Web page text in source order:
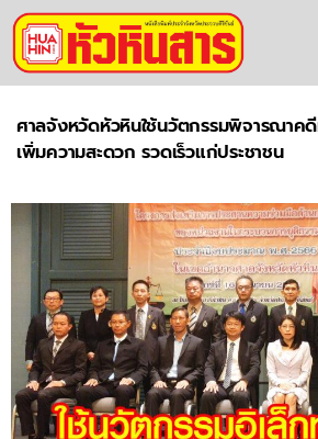
ศาลจังหวัดหัวหินใช้นวัตกรรมพิจารณาค
เพิ่มความสะดวก รวดเร็วแก่ประชาชน